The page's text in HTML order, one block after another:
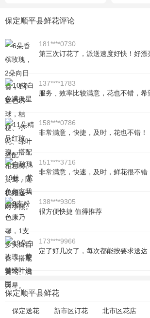
保定顺平县鲜花评论
181****0730
第三次订花了，派送速度好快！好漂
137****1783
服务﹑效率比较满意，花也不错，
158****0786
非常满意，快捷，及时，花也不错！
151****3716
非常满意，快速，及时，鲜花很不错
138****9305
很方便快捷 值得推荐
173****9966
定了好几次了，每次都能按要求送达
保定顺平县鲜花
保定送花 新市区订花 北市区花店